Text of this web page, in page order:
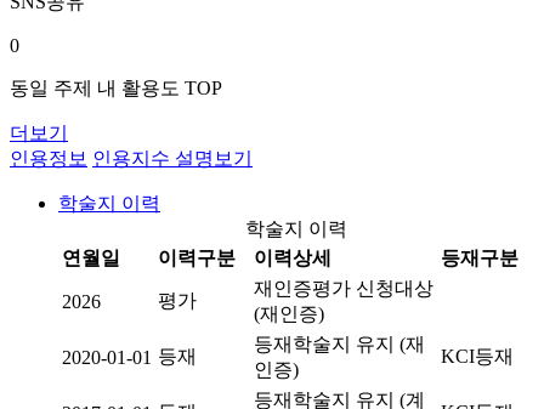
0
동일 주제 내 활용도 TOP
더보기
인용정보 인용지수 설명보기
학술지 이력
학술지 이력
연월일
이력구분 이력상세 등재구분
2026 평가
재인증평가 신청대상
(재인증)
2020-01-01 등재
등재학술지 유지 (재
인증)
KCI등재
등재학술지 유지 (계